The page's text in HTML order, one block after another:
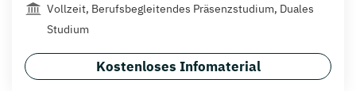
Vollzeit, Berufsbegleitendes Präsenzstudium, Duales
Studium
Kostenloses Infomaterial